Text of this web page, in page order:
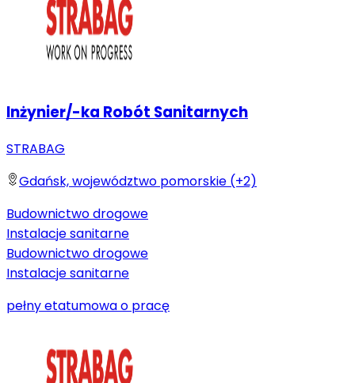
Inżynier/-ka Robót Sanitarnych
STRABAG
Gdańsk, województwo pomorskie (+2)
Budownictwo drogowe
Instalacje sanitarne
Budownictwo drogowe
Instalacje sanitarne
pełny etatumowa o pracę